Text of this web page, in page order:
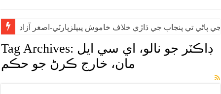
پاڻي تي پنجاب جي ڌاڙي خلاف خاموش پيپلزپارٽي-اصغر آزاد
Tag Archives: ڊاڪٽر جو نالو، اي سي ايل
مان، خارج ڪرڻ جو حڪم